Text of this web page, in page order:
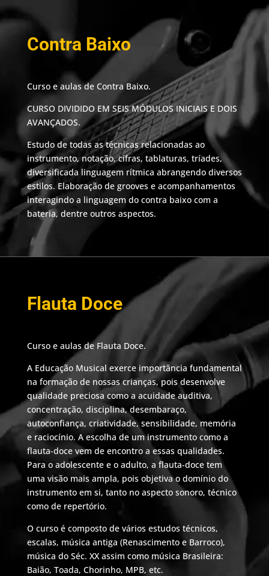
Contra Baixo
Curso e aulas de Contra Baixo.
CURSO DIVIDIDO EM SEIS MÓDULOS INICIAIS E DOIS
AVANÇADOS.
Estudo de todas as técnicas relacionadas ao
instrumento, notação, cifras, tablaturas, tríades,
diversificada linguagem rítmica abrangendo diversos
estilos. Elaboração de grooves e acompanhamentos
interagindo a linguagem do contra baixo com a
bateria, dentre outros aspectos.
Flauta Doce
Curso e aulas de Flauta Doce.
A Educação Musical exerce importância fundamental
na formação de nossas crianças, pois desenvolve
qualidade preciosa como a acuidade auditiva,
concentração, disciplina, desembaraço,
autoconfiança, criatividade, sensibilidade, memória
e raciocínio. A escolha de um instrumento como a
flauta-doce vem de encontro a essas qualidades.
Para o adolescente e o adulto, a flauta-doce tem
uma visão mais ampla, pois objetiva o domínio do
instrumento em si, tanto no aspecto sonoro, técnico
como de repertório.
O curso é composto de vários estudos técnicos,
escalas, música antiga (Renascimento e Barroco),
música do Séc. XX assim como música Brasileira:
Baião, Toada, Chorinho, MPB, etc.